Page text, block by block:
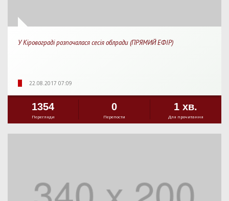
У Кіровограді розпочалася сесія облради (ПРЯМИЙ ЕФІР)
22.08.2017 07:09
1354
Перегляди
0
Перепости
1 хв.
Для прочитання